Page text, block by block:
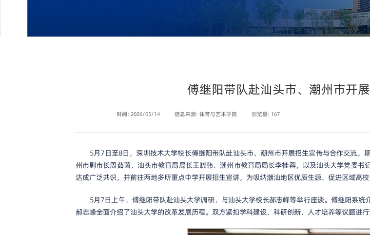
傅继阳带队赴汕头市、潮州市开
时间: 2026/05/14 信息来源: 体育与艺术学院 浏览量: 167
5月7日至8日，深圳技术大学校长傅继阳带队赴汕头市、潮州市开展招生宣传与合作交流
州市副市长周茹茵、汕头市教育局局长王晓韩、潮州市教育局局长李桂蓉，以及汕头大学党委
达成广泛共识，并前往两地多所重点中学开展招生宣讲，为吸纳潮汕地区优质生源、促进区域高校
5月7日上午，傅继阳带队赴汕头大学调研，与汕头大学校长郝志峰等举行座谈。傅继阳系
郝志峰全面介绍了汕头大学的改革发展历程。双方紧扣学科建设、科研创新、人才培养等议题进